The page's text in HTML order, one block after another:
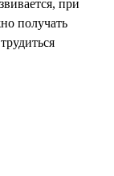
при
получать